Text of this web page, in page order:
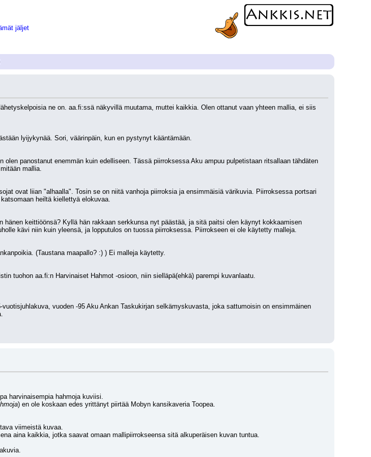
jäljet
ne on. aa.fi:ssä näkyvillä muutama, muttei kaikkia. Olen ottanut vaan yhteen mallia, ei siis
lyijykynää. Sori, väärinpäin, kun en pystynyt kääntämään.
panostanut enemmän kuin edelliseen. Tässä piirroksessa Aku ampuu pulpetistaan ritsallaan tähdäten
mallia.
ovat liian "alhaalla". Tosin se on niitä vanhoja piirroksia ja ensimmäisiä värikuvia. Piirroksessa portsari
heiltä kiellettyä elokuvaa.
hänen keittiöönsä? Kyllä hän rakkaan serkkunsa nyt päästää, ja sitä paitsi olen käynyt kokkaamisen
kävi niin kuin yleensä, ja lopputulos on tuossa piirroksessa. Piirrokseen ei ole käytetty malleja.
(Taustana maapallo? :) ) Ei malleja käytetty.
tuohon aa.fi:n Harvinaiset Hahmot -osioon, niin sielläpä(ehkä) parempi kuvanlaatu.
vuoden -95 Aku Ankan Taskukirjan selkämyskuvasta, joka sattumoisin on ensimmäinen
harvinaisempia hahmoja kuviisi.
) en ole koskaan edes yrittänyt piirtää Mobyn kansikaveria Toopea.
viimeistä kuvaa.
aina kaikkia, jotka saavat omaan mallipiirrokseensa sitä alkuperäisen kuvan tuntua.